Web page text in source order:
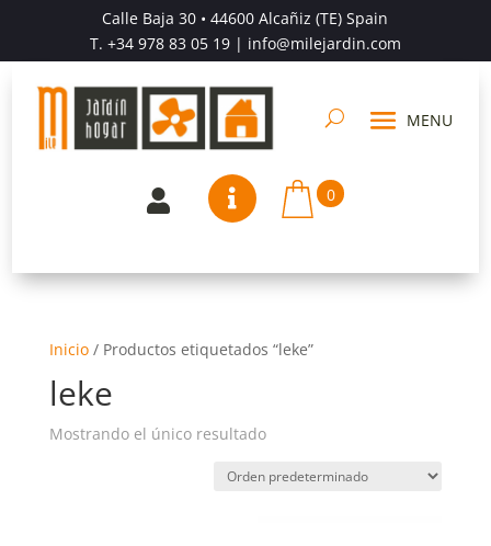
Calle Baja 30 • 44600 Alcañiz (TE) Spain
T. +34 978 83 05 19| info@milejardin.com
  0
Inicio/ Productos etiquetados “leke”
leke
Mostrando el único resultado